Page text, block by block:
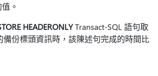
。
HEADERONLYTransact-SQL 語句取
備份標頭資訊時，該陳述句完成的時間比